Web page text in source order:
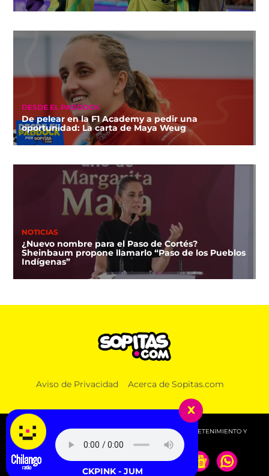
DESDE EL PADDOCK
De pelear en la F1 Academy a pedir una
oportunidad: La carta de Maya Weug
NOTICIAS
¿Nuevo nombre para el Paso de Cortés?
Sheinbaum propone llamarlo “Paso de los Pueblos
Indígenas”
¿Hasta en el INE? Territorium Life también tiene
Aviso de Privacidad Acerca de Sopitas.com
© 2026 SOPITAS.COM - MÚSICA, NOTICIAS, DEPORTES, ENTRETENIMIENTO Y
MÁS!.
x
BLACKPINK - JUMP